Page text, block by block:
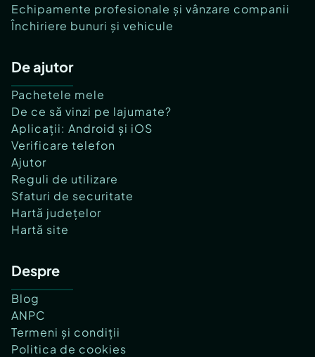
Echipamente profesionale și vânzare companii
Închiriere bunuri și vehicule
De ajutor
Pachetele mele
De ce să vinzi pe lajumate?
Aplicații: Android și iOS
Verificare telefon
Ajutor
Reguli de utilizare
Sfaturi de securitate
Hartă județelor
Hartă site
Despre
Blog
ANPC
Termeni și condiții
Politica de cookies